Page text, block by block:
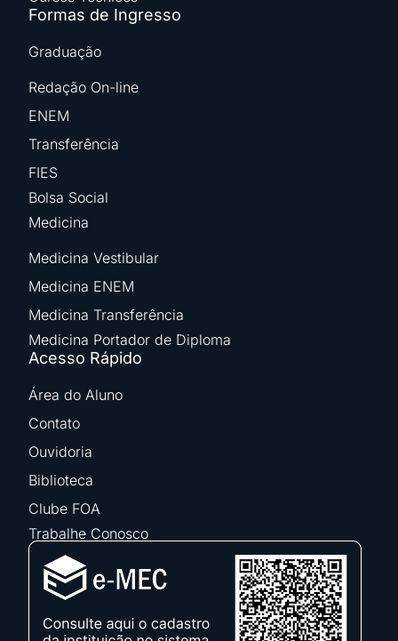
Formas de Ingresso
Graduação
Redação On-line
ENEM
Transferência
FIES
Bolsa Social
Medicina
Medicina Vestibular
Medicina ENEM
Medicina Transferência
Medicina Portador de Diploma
Acesso Rápido
Área do Aluno
Contato
Ouvidoria
Biblioteca
Clube FOA
Trabalhe Conosco